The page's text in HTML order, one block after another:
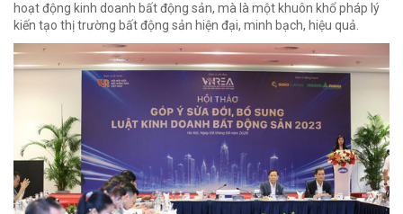
hoạt động kinh doanh bất động sản, mà là một khuôn khổ pháp lý
kiến tạo thị trường bất động sản hiện đại, minh bạch, hiệu quả.